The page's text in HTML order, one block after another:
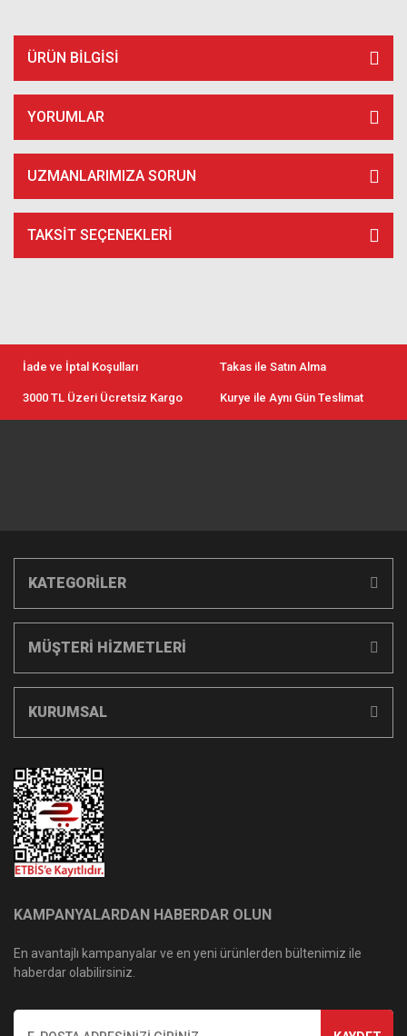
ÜRÜN BILGISI
YORUMLAR
UZMANLARIMIZA SORUN
TAKSIT SEÇENEKLERI
İade ve İptal Koşulları Takas ile Satın Alma
3000 TL Üzeri Ücretsiz Kargo Kurye ile Aynı Gün Teslimat
KATEGORİLER
MÜŞTERİ HİZMETLERİ
KURUMSAL
KAMPANYALARDAN HABERDAR OLUN
En avantajlı kampanyalar ve en yeni ürünlerden bültenimiz ile
haberdar olabilirsiniz.